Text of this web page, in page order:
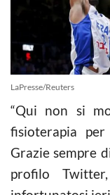
LaPresse/Reuters
“Qui non si
fisioterapia per
Grazie sempre
profilo